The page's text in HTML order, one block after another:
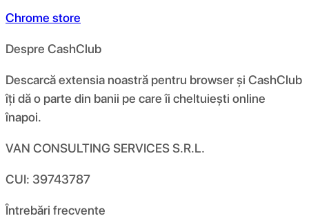
Chrome store
Despre CashClub
Descarcă extensia noastră pentru browser și CashClub
îți dă o parte din banii pe care îi cheltuiești online
înapoi.
VAN CONSULTING SERVICES S.R.L.
CUI: 39743787
Întrebări frecvente